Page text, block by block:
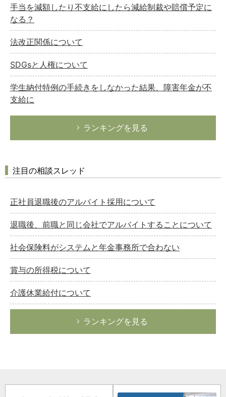
手当を減額したり不支給にしたら減給制裁や賠償予定に
なる？
法改正関係について
SDGsと人権について
学生納付特例の手続きをしなかった結果、障害年金が不
支給に
ランキングを見る
注目の相談スレッド
正社員退職後のアルバイト採用について
退職後、前職と同じ会社でアルバイトすることについて
社会保険料がシステムと年金事務所で合わない
賞与の所得税について
介護休業給付について
ランキングを見る